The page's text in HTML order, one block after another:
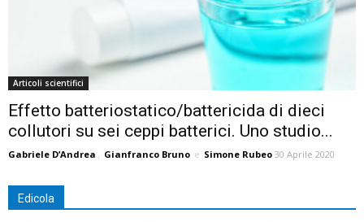
Articoli scientifici
Effetto batteriostatico/battericida di dieci
collutori su sei ceppi batterici. Uno studio...
Gabriele D’Andrea , Gianfranco Bruno e Simone Rubeo 30 Aprile 2020
Edicola